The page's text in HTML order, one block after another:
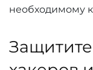
необходимому